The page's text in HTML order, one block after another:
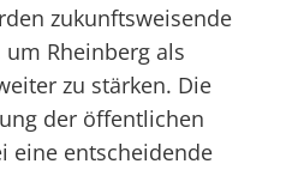
zukunftsweisende
Rheinberg als
zu stärken. Die
der öffentlichen
eine entscheidende